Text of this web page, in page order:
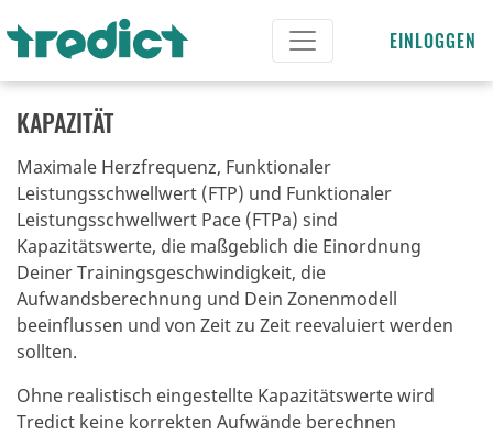
EINLOGGEN
KAPAZITÄT
Maximale Herzfrequenz, Funktionaler
Leistungsschwellwert (FTP) und Funktionaler
Leistungsschwellwert Pace (FTPa) sind
Kapazitätswerte, die maßgeblich die Einordnung
Deiner Trainingsgeschwindigkeit, die
Aufwandsberechnung und Dein Zonenmodell
beeinflussen und von Zeit zu Zeit reevaluiert werden
sollten.
Ohne realistisch eingestellte Kapazitätswerte wird
Tredict keine korrekten Aufwände berechnen